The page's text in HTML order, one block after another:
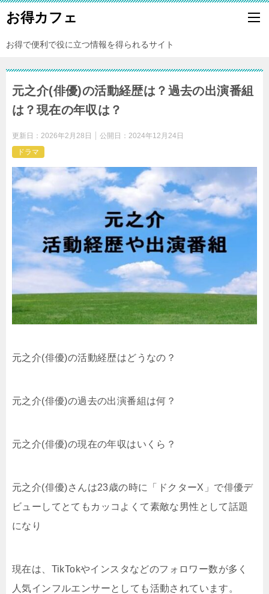
お得カフェ
お得で便利で役に立つ情報を得られるサイト
元之介(俳優)の活動経歴は？過去の出演番組
は？現在の年収は？
更新日： 2026年2月28日 公開日： 2024年12月24日
ドラマ
元之介(俳優)の活動経歴はどうなの？
元之介(俳優)の過去の出演番組は何？
元之介(俳優)の現在の年収はいくら？
元之介(俳優)さんは23歳の時に「ドクターX」で俳優デ
ビューしてとてもカッコよくて素敵な男性として話題
になり
現在は、TikTokやインスタなどのフォロワー数が多く
人気インフルエンサーとしても活動されています。